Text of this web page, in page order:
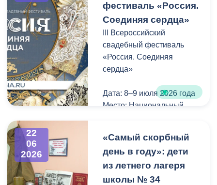
фестиваль «Россия.
Соединяя сердца»
III Всероссийский
свадебный фестиваль
«Россия. Соединяя
сердца»
Дата: 8–9 июля 2026 года
Место: Национальный
Всероссийский свадебный
фестиваль — это
масштабное событие,
посвящённое любви и
22
06
2026
«Самый скорбный
день в году»: дети
из летнего лагеря
школы № 34